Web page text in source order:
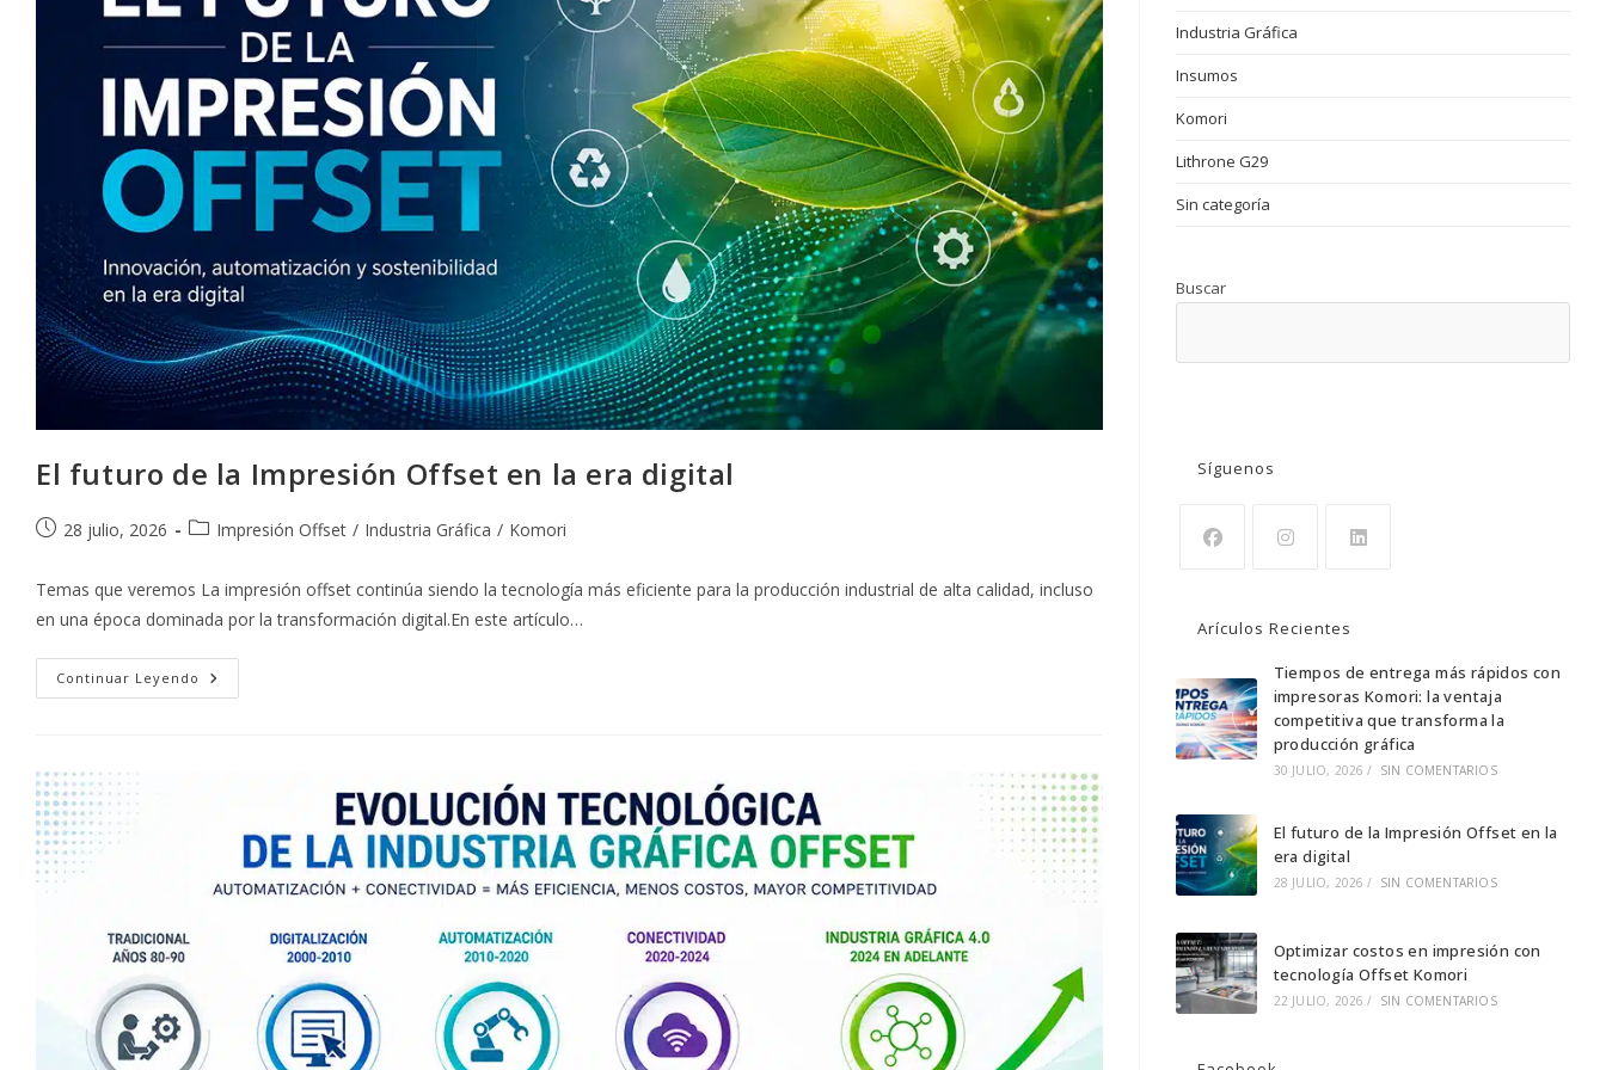
El futuro de la Impresión Offset en la era digital
Publicación
la
28 julio, 2026
Categoría
entrada:
Impresión Offset / Industria Gráfica / Komori
Temas que veremos La impresión offset continúa siendo la tecnología más eficiente para la producción industrial de alta calidad, incluso
en una época dominada por la transformación digital.En este artículo…
Continuar Leyendo El
Futuro
Digital
Industria Gráfica
Insumos
Komori
Lithrone G29
Sin categoría
Buscar
Síguenos
una
nueva
pestaña
una
nueva
pestaña
una
nueva
pestaña
Arículos Recientes
Tiempos de entrega más rápidos con
impresoras Komori: la ventaja
competitiva que transforma la
producción gráfica
30 JULIO, 2026 / SIN COMENTARIOS
El futuro de la Impresión Offset en la
era digital
28 JULIO, 2026 / SIN COMENTARIOS
Optimizar costos en impresión con
tecnología Offset Komori
22 JULIO, 2026 / SIN COMENTARIOS